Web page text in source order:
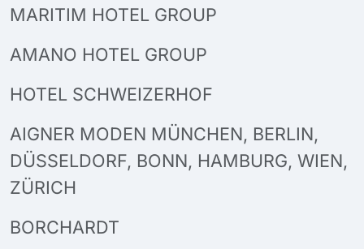
MARITIM HOTEL GROUP
AMANO HOTEL GROUP
HOTEL SCHWEIZERHOF
AIGNER MODEN MÜNCHEN, BERLIN,
DÜSSELDORF, BONN, HAMBURG, WIEN,
ZÜRICH
BORCHARDT